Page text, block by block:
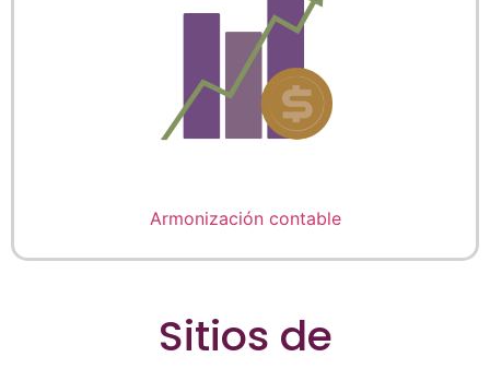
Armonización contable
Sitios de